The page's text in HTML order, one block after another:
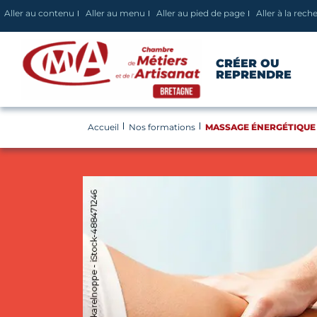
Panneau de gestion des cookies
Aller au contenu Aller au menu Aller au pied de page Aller à la
CRÉER OU
REPRENDRE
Accueil Nos formations MASSAGE